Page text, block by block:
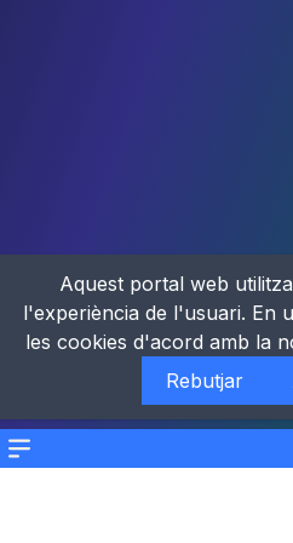
Menu
Aquest portal web
l'experiència de l'usuari. En
les cookies d'acord amb la
Rebutjar